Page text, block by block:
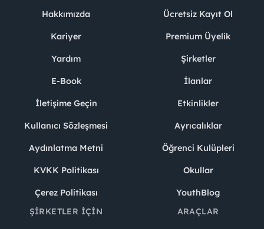
Hakkımızda
Kariyer
Yardım
E-Book
İletişime Geçin
Kullanıcı Sözleşmesi
Aydınlatma Metni
KVKK Politikası
Çerez Politikası
Ücretsiz Kayıt Ol
Premium Üyelik
Şirketler
İlanlar
Etkinlikler
Ayrıcalıklar
Öğrenci Kulüpleri
Okullar
YouthBlog
ŞIRKETLER İÇIN
ARAÇLAR